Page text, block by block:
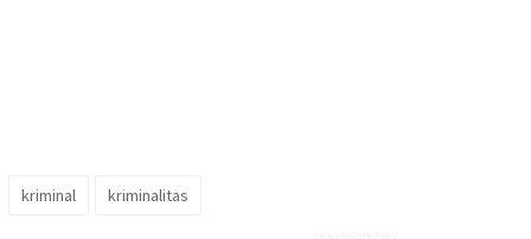
kriminal kriminalitas